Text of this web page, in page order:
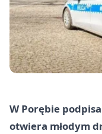
W Porębie
otwiera młodym